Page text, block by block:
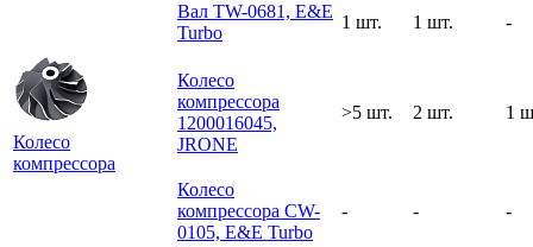
Вал TW-0681, E&E
Turbo
1 шт. 1 шт. -
Колесо
компрессора
Колесо
компрессора
1200016045,
JRONE
>5 шт. 2 шт. 1
Колесо
компрессора CW-
0105, E&E Turbo
- - -